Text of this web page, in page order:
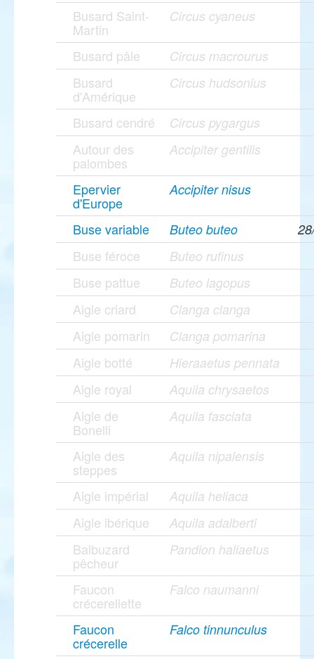
Busard Saint-
Martin
Circus cyaneus
Busard pâle Circus macrourus
Busard
d'Amérique
Circus hudsonius
Busard cendré Circus pygargus
Autour des
palombes
Accipiter gentilis
Epervier
d'Europe
Accipiter nisus
Buse variable Buteo buteo
Buse féroce Buteo rufinus
Buse pattue Buteo lagopus
Aigle criard Clanga clanga
Aigle pomarin Clanga pomarina
Aigle botté Hieraaetus pennata
Aigle royal Aquila chrysaetos
Aigle de
Bonelli
Aquila fasciata
Aigle des
steppes
Aquila nipalensis
Aigle impérial Aquila heliaca
Aigle ibérique Aquila adalberti
Balbuzard
pêcheur
Pandion haliaetus
Faucon
crécerellette
Falco naumanni
Faucon
crécerelle
Falco tinnunculus